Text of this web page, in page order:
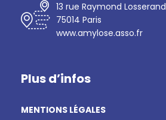
13 rue Raymond Losserand
75014 Paris
www.amylose.asso.fr
Plus d’infos
MENTIONS LÉGALES